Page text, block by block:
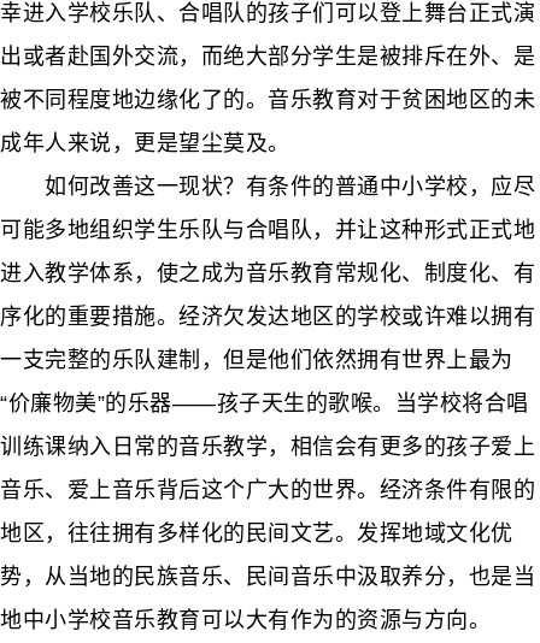
幸进入学校乐队、合唱队的孩子们可以登上舞台正式演
出或者赴国外交流，而绝大部分学生是被排斥在外、是
被不同程度地边缘化了的。音乐教育对于贫困地区的未
成年人来说，更是望尘莫及。
如何改善这一现状？有条件的普通中小学校，应尽
可能多地组织学生乐队与合唱队，并让这种形式正式地
进入教学体系，使之成为音乐教育常规化、制度化、有
序化的重要措施。经济欠发达地区的学校或许难以拥有
一支完整的乐队建制，但是他们依然拥有世界上最为
“价廉物美”的乐器——孩子天生的歌喉。当学校将合唱
训练课纳入日常的音乐教学，相信会有更多的孩子爱上
音乐、爱上音乐背后这个广大的世界。经济条件有限的
地区，往往拥有多样化的民间文艺。发挥地域文化优
势，从当地的民族音乐、民间音乐中汲取养分，也是当
地中小学校音乐教育可以大有作为的资源与方向。